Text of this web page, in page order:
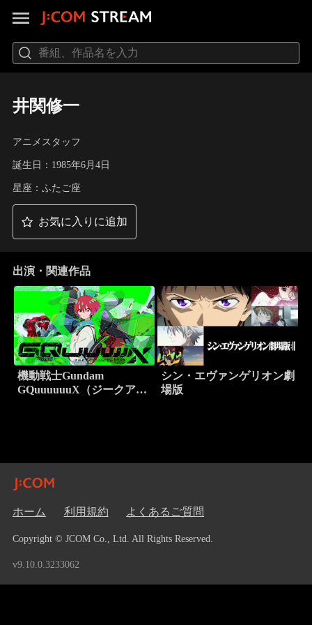
井関修一
アニメスタッフ
誕生日：1985年6月4日
星座：ふたご座
お気に入りに追加
出演・関連作品
機動戦士Gundam
GQuuuuuuX（ジークアク
シン・エヴァンゲリオン劇
場版
ホーム 利用規約 よくあるご質問
Copyright © JCOM Co., Ltd. All Rights Reserved.
v9.10.0.3233062